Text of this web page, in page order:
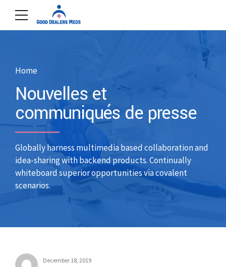
Home
Nouvelles et
communiqués de presse
Globally harness multimedia based collaboration and
idea-sharing with backend products. Continually
whiteboard superior opportunities via covalent
scenarios.
December 18, 2019